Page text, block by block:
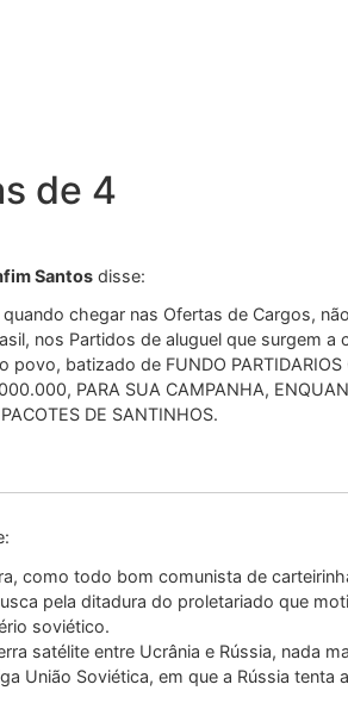
de 4
Santos disse:
chegar nas Ofertas de Cargos,
nos Partidos de aluguel que surgem a
povo, batizado de FUNDO PARTIDARIOS
PARA SUA CAMPANHA,
DE SANTINHOS.
como todo bom comunista de
pela ditadura do proletariado que
soviético.
satélite entre Ucrânia e Rússia, nada
União Soviética, em que a Rússia